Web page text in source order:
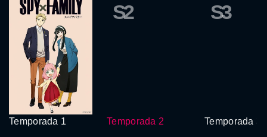
Temporada 1
S2
Temporada 2
S3
Temporada 3